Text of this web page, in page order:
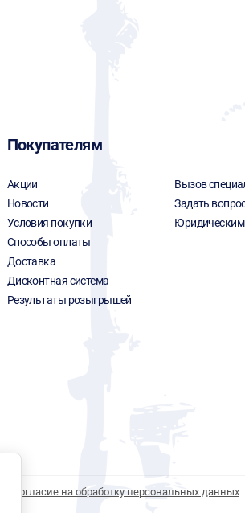
Покупателям
Акции
Новости
Условия покупки
Способы оплаты
Доставка
Дисконтная система
Результаты розыгрышей
Вызов
Задать
Согласие на обработку персональных данных